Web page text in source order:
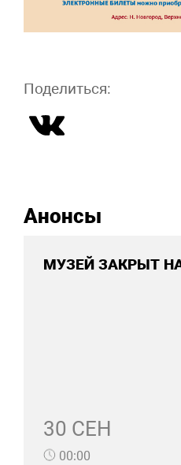
Поделиться:
Анонсы
МУЗЕЙ ЗАКРЫТ
30 СЕН
00:00